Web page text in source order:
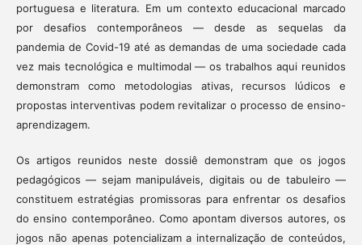
portuguesa e literatura. Em um contexto educacional marcado
por desafios contemporâneos — desde as sequelas da
pandemia de Covid-19 até as demandas de uma sociedade cada
vez mais tecnológica e multimodal — os trabalhos aqui reunidos
demonstram como metodologias ativas, recursos lúdicos e
propostas interventivas podem revitalizar o processo de ensino-
aprendizagem.
Os artigos reunidos neste dossiê demonstram que os jogos
pedagógicos — sejam manipuláveis, digitais ou de tabuleiro —
constituem estratégias promissoras para enfrentar os desafios
do ensino contemporâneo. Como apontam diversos autores, os
jogos não apenas potencializam a internalização de conteúdos,